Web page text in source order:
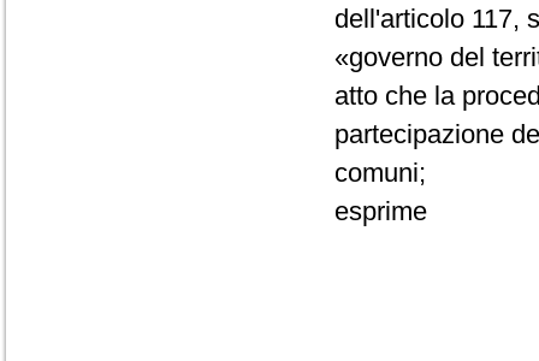
dell'articolo 117,
«governo del
atto che la
partecipazione
comuni;
esprime